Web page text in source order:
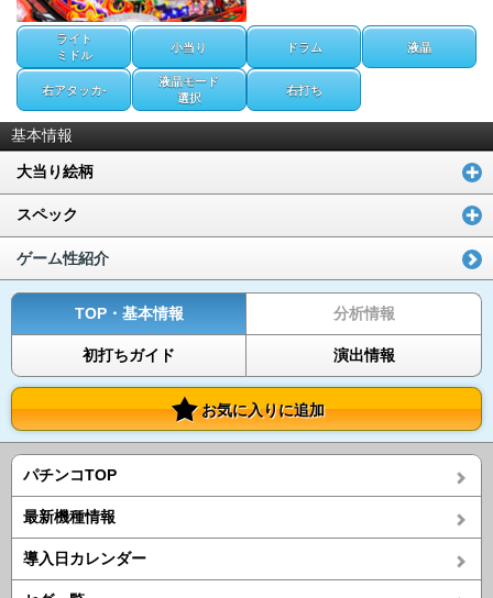
ライト
ミドル
小当り ドラム 液晶
右アタッカ-
液晶モード
選択
右打ち
基本情報
大当り絵柄
スペック
ゲーム性紹介
TOP・基本情報 分析情報
初打ちガイド 演出情報
お気に入りに追加
パチンコTOP
最新機種情報
導入日カレンダー